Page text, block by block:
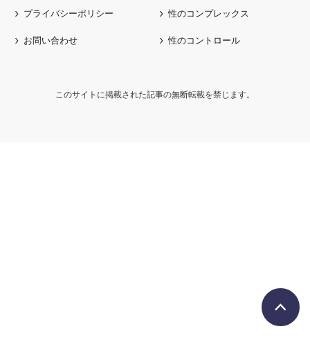
プライバシーポリシー
お問い合わせ
性のコンプレックス
性のコントロール
このサイトに掲載された記事の無断転載を禁じます。